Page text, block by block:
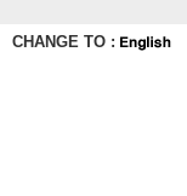
CHANGE TO :